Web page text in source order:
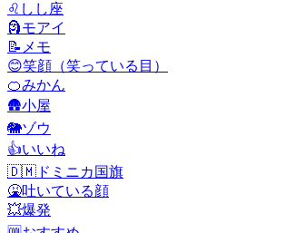
♌ しし座
🗿モアイ
📝 メモ
😊笑顔（笑っている目）
🍊みかん
🛖小屋
🐘ゾウ
👍いいね
🇩🇲 ドミニカ国旗
🤮吐いている顔
💥爆発